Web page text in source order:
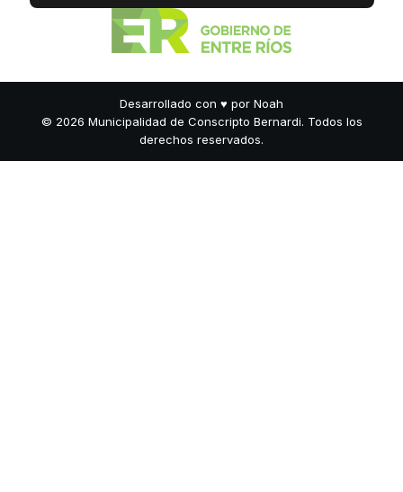
Desarrollado con ♥ por Noah
© 2026 Municipalidad de Conscripto Bernardi. Todos los
derechos reservados.